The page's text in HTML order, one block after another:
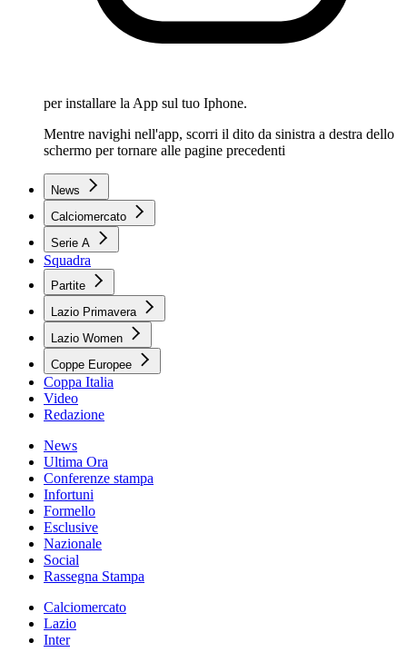
per installare la App sul tuo Iphone.
Mentre navighi nell'app, scorri il dito da sinistra a destra dello
schermo per tornare alle pagine precedenti
News
Calciomercato
Serie A
Squadra
Partite
Lazio Primavera
Lazio Women
Coppe Europee
Coppa Italia
Video
Redazione
News
Ultima Ora
Conferenze stampa
Infortuni
Formello
Esclusive
Nazionale
Social
Rassegna Stampa
Calciomercato
Lazio
Inter